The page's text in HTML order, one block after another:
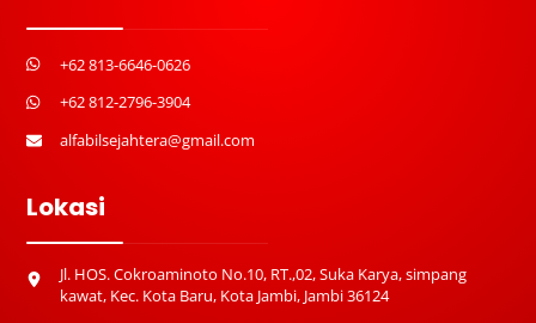
+62 813-6646-0626
+62 812-2796-3904
alfabilsejahtera@gmail.com
Lokasi
Jl. HOS. Cokroaminoto No.10, RT.,02, Suka Karya, simpang
kawat, Kec. Kota Baru, Kota Jambi, Jambi 36124